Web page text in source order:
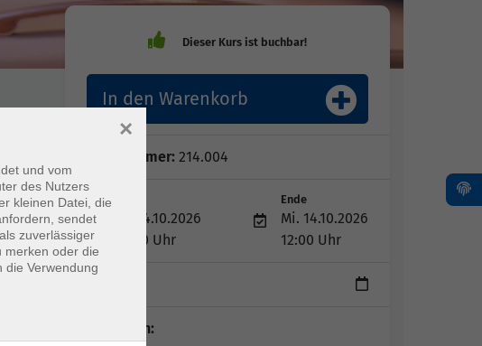
In den Warenkorb
Kursnummer: 214.004
Mi. 14.10.2026
09:00 Uhr
Ende
Mi. 14.10.2026
12:00 Uhr
Dozent*in:
und vom
des Nutzers
kleinen Datei, die
sendet
zuverlässiger
merken oder die
die Verwendung
×